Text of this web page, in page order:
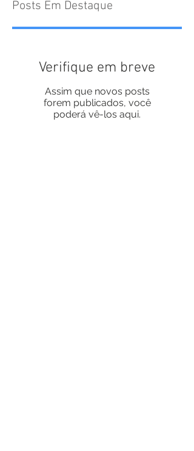
Posts Em Destaque
Verifique em breve
Assim que novos posts
forem publicados, você
poderá vê-los aqui.